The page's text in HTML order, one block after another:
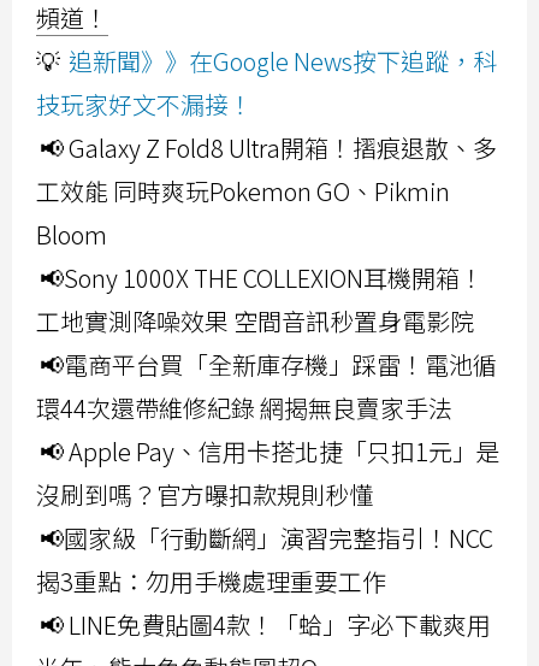
頻道！
💡 追新聞》》在Google News按下追蹤，科
技玩家好文不漏接！
📢 Galaxy Z Fold8 Ultra開箱！摺痕退散、多
工效能 同時爽玩Pokemon GO、Pikmin
Bloom
📢Sony 1000X THE COLLEXION耳機開箱！
工地實測降噪效果 空間音訊秒置身電影院
📢電商平台買「全新庫存機」踩雷！電池循
環44次還帶維修紀錄 網揭無良賣家手法
📢 Apple Pay、信用卡搭北捷「只扣1元」是
沒刷到嗎？官方曝扣款規則秒懂
📢國家級「行動斷網」演習完整指引！NCC
揭3重點：勿用手機處理重要工作
📢 LINE免費貼圖4款！「蛤」字必下載爽用